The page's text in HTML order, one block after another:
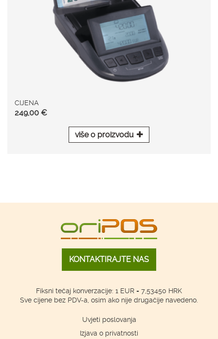
CIJENA
249,00 €
više o proizvodu
KONTAKTIRAJTE NAS
Fiksni tečaj konverzacije: 1 EUR = 7,53450 HRK
Sve cijene bez PDV-a, osim ako nije drugačije navedeno.
Uvjeti poslovanja
Izjava o privatnosti